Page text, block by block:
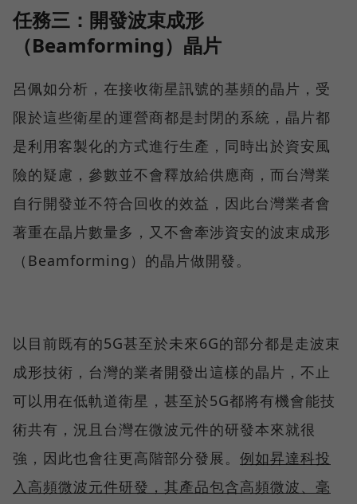
任務三：開發波束成形
（Beamforming）晶片
呂佩如分析，在接收衛星訊號的基頻的晶片，受
限於這些衛星的運營商都是封閉的系統，晶片都
是利用客製化的方式進行生產，同時出於資安風
險的疑慮，參數並不會釋放給供應商，而台灣業
自行開發並不符合回收的效益，因此台灣業者會
著重在晶片數量多，又不會牽涉資安的波束成形
（Beamforming）的晶片做開發。
以目前既有的5G甚至於未來6G的部分都是走波束
成形技術，台灣的業者開發出這樣的晶片，不止
可以用在低軌道衛星，甚至於5G都將有機會能技
術共有，況且台灣在微波元件的研發本來就很
強，因此也會往更高階部分發展。 例如昇達科投
入高頻微波元件研發，其產品包含高頻微波、毫